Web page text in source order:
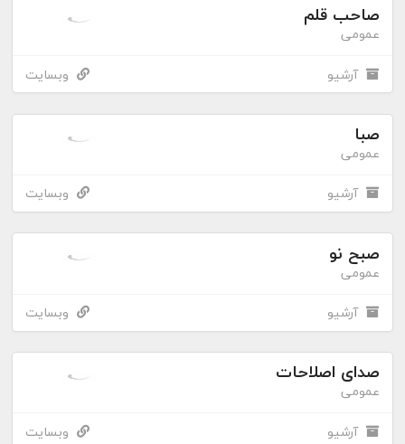
صاحب قلم
عمومی
آرشیو
وبسایت
صبا
عمومی
آرشیو
وبسایت
صبح نو
عمومی
آرشیو
وبسایت
صدای اصلاحات
عمومی
آرشیو
وبسایت